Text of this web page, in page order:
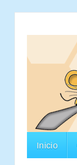
Inicio